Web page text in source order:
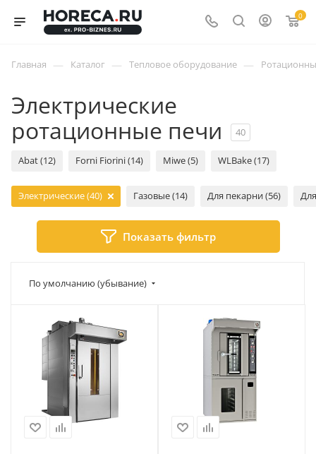
0
Главная — Каталог — Тепловое оборудование —
Электрические
ротационные печи
40
Abat (12) Forni Fiorini (14) Miwe (5) WLBake (17)
Электрические (40) Газовые (14) Для пекарни (56)
Показать фильтр
По умолчанию (убывание)